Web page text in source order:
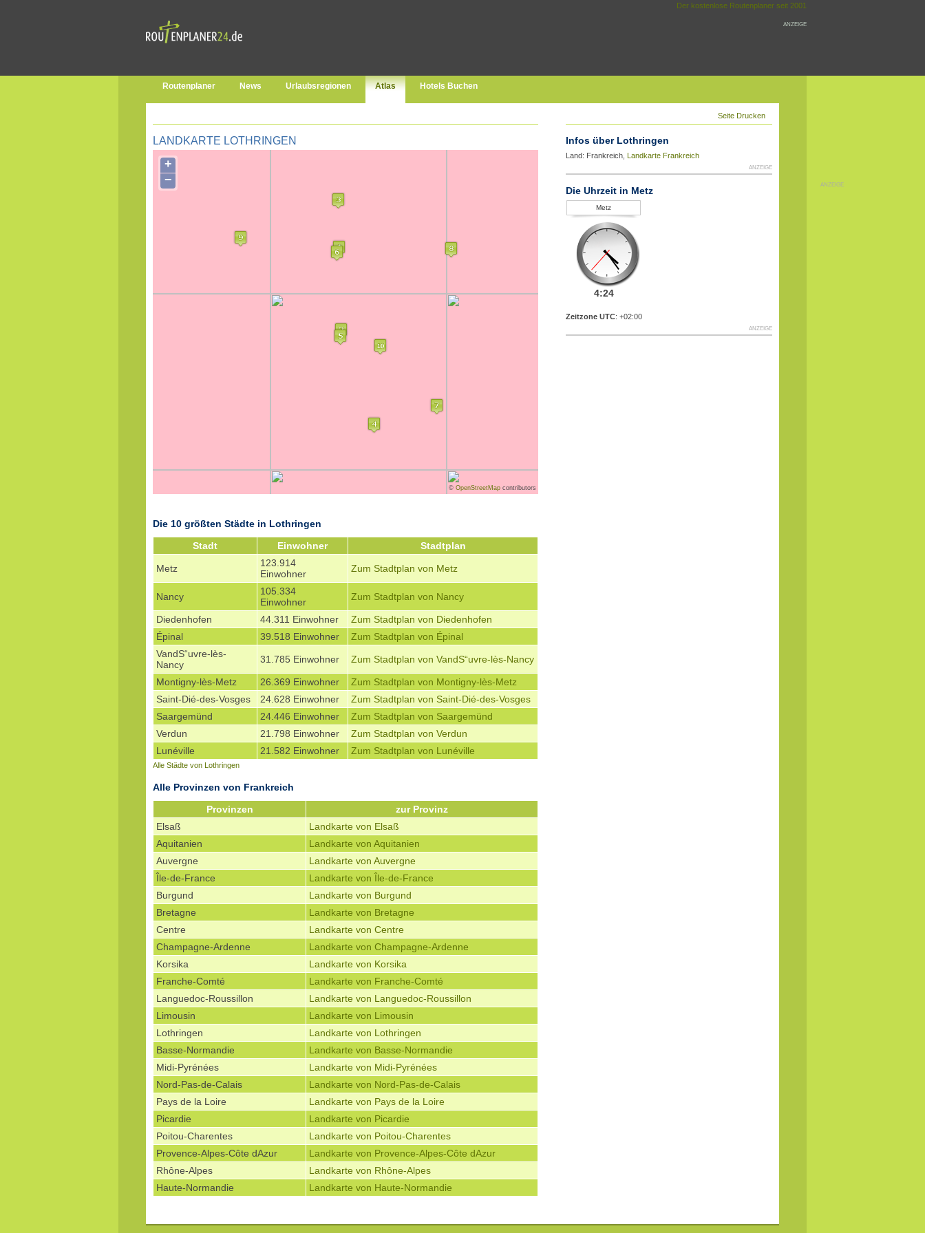
Der kostenlose Routenplaner seit 2001
ANZEIGE
ANZEIGE
Routenplaner News Urlaubsregionen Atlas Hotels Buchen
Seite Drucken
LANDKARTE LOTHRINGEN
+
−
© OpenStreetMap contributors
Die 10 größten Städte in Lothringen
Stadt
Einwohner Stadtplan
Metz
123.914
Einwohner
Zum Stadtplan von Metz
Nancy
105.334
Einwohner
Zum Stadtplan von Nancy
Diedenhofen 44.311 Einwohner
Zum Stadtplan von Diedenhofen
Épinal
39.518 Einwohner
Zum Stadtplan von Épinal
VandS“uvre-lès-
Nancy
31.785 Einwohner Zum Stadtplan von VandS“uvre-lès-Nancy
Montigny-lès-Metz 26.369 Einwohner
Zum Stadtplan von Montigny-lès-Metz
Saint-Dié-des-Vosges
24.628 Einwohner
Zum Stadtplan von Saint-Dié-des-Vosges
Saargemünd
24.446 Einwohner
Zum Stadtplan von Saargemünd
Verdun
21.798 Einwohner
Zum Stadtplan von Verdun
Lunéville
21.582 Einwohner Zum Stadtplan von Lunéville
Alle Städte von Lothringen
Alle Provinzen von Frankreich
Provinzen
zur Provinz
Elsaß
Landkarte von Elsaß
Aquitanien
Landkarte von Aquitanien
Auvergne
Landkarte von Auvergne
Île-de-France
Landkarte von Île-de-France
Burgund
Landkarte von Burgund
Bretagne
Landkarte von Bretagne
Centre
Landkarte von Centre
Champagne-Ardenne
Landkarte von Champagne-Ardenne
Korsika
Landkarte von Korsika
Franche-Comté
Landkarte von Franche-Comté
Languedoc-Roussillon
Landkarte von Languedoc-Roussillon
Limousin
Landkarte von Limousin
Lothringen
Landkarte von Lothringen
Basse-Normandie
Landkarte von Basse-Normandie
Midi-Pyrénées
Landkarte von Midi-Pyrénées
Nord-Pas-de-Calais
Landkarte von Nord-Pas-de-Calais
Pays de la Loire
Landkarte von Pays de la Loire
Picardie
Landkarte von Picardie
Poitou-Charentes
Landkarte von Poitou-Charentes
Provence-Alpes-Côte dAzur
Landkarte von Provence-Alpes-Côte dAzur
Rhône-Alpes
Landkarte von Rhône-Alpes
Haute-Normandie
Landkarte von Haute-Normandie
Infos über Lothringen
Land: Frankreich, Landkarte Frankreich
ANZEIGE
Die Uhrzeit in Metz
Metz
4:24
Zeitzone UTC: +02:00
ANZEIGE